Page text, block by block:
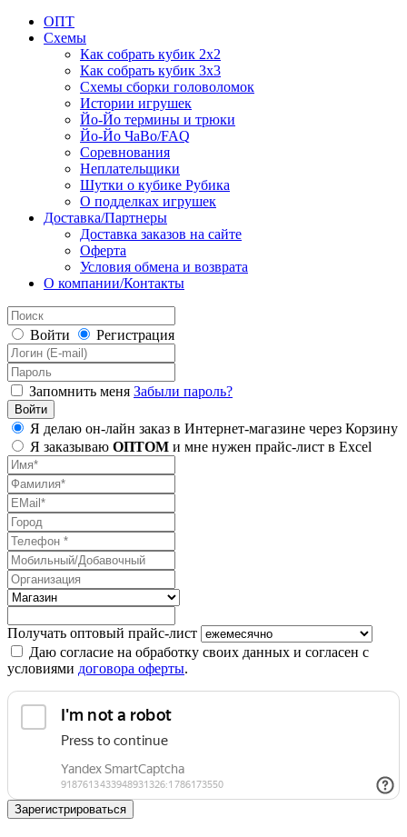
ОПТ
Схемы
Как собрать кубик 2х2
Как собрать кубик 3х3
Схемы сборки головоломок
Истории игрушек
Йо-Йо термины и трюки
Йо-Йо ЧаВо/FAQ
Соревнования
Неплательщики
Шутки о кубике Рубика
О подделках игрушек
Доставка/Партнеры
Доставка заказов на сайте
Оферта
Условия обмена и возврата
О компании/Контакты
Войти Регистрация
Запомнить меня Забыли пароль?
Я делаю он-лайн заказ в Интернет-магазине через Корзину
Я заказываю ОПТОМ и мне нужен прайс-лист в Excel
Получать оптовый прайс-лист
Даю согласие на обработку своих данных и согласен с
условиями договора оферты.